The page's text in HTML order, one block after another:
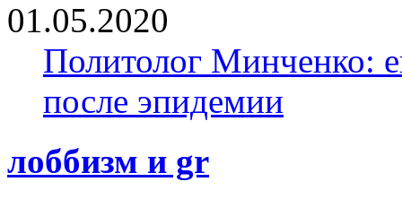
01.05.2020
Политолог Минченко:
после эпидемии
лоббизм и gr